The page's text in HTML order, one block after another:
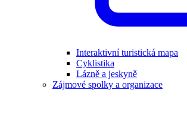
Interaktivní turistická mapa
Cyklistika
Lázně a jeskyně
Zájmové spolky a organizace